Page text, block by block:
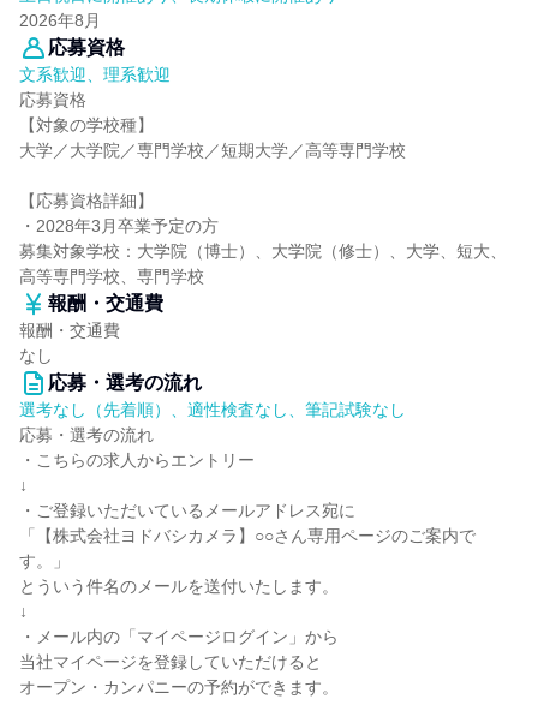
2026年8月
応募資格
文系歓迎、理系歓迎
応募資格
【対象の学校種】
大学／大学院／専門学校／短期大学／高等専門学校
【応募資格詳細】
・2028年3月卒業予定の方
募集対象学校：大学院（博士）、大学院（修士）、大学、短大、
高等専門学校、専門学校
報酬・交通費
報酬・交通費
なし
応募・選考の流れ
選考なし（先着順）、適性検査なし、筆記試験なし
応募・選考の流れ
・こちらの求人からエントリー
↓
・ご登録いただいているメールアドレス宛に
「【株式会社ヨドバシカメラ】○○さん専用ページのご案内で
す。」
とういう件名のメールを送付いたします。
↓
・メール内の「マイページログイン」から
当社マイページを登録していただけると
オープン・カンパニーの予約ができます。